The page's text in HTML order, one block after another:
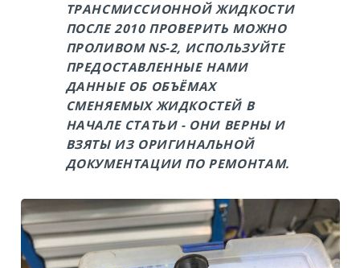
ТРАНСМИССИОННОЙ ЖИДКОСТИ
ПОСЛЕ 2010 ПРОВЕРИТЬ МОЖНО
ПРОЛИВОМ NS-2, ИСПОЛЬЗУЙТЕ
ПРЕДОСТАВЛЕННЫЕ НАМИ
ДАННЫЕ ОБ ОБЪЁМАХ
СМЕНЯЕМЫХ ЖИДКОСТЕЙ В
НАЧАЛЕ СТАТЬИ - ОНИ ВЕРНЫ И
ВЗЯТЫ ИЗ ОРИГИНАЛЬНОЙ
ДОКУМЕНТАЦИИ ПО РЕМОНТАМ.